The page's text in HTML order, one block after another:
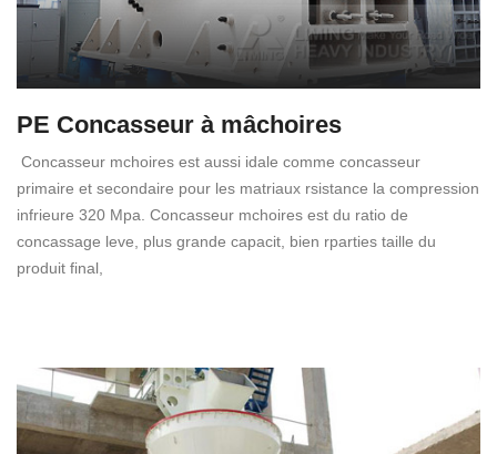
PE Concasseur à mâchoires
Concasseur mchoires est aussi idale comme concasseur
primaire et secondaire pour les matriaux rsistance la compression
infrieure 320 Mpa. Concasseur mchoires est du ratio de
concassage leve, plus grande capacit, bien rparties taille du
produit final,